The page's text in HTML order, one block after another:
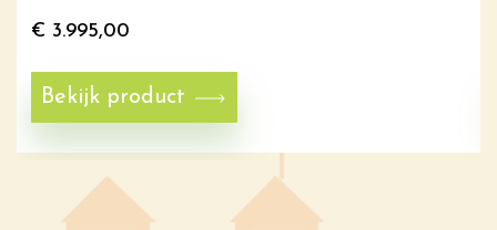
€ 3.995,00
Bekijk product